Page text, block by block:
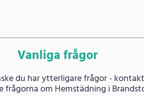
Vanliga frågor
du har ytterligare frågor -
frågorna om Hemstädning i